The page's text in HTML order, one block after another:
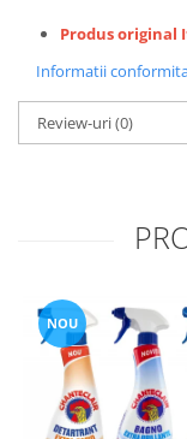
Produs original
Informatii
Review-uri(0)
NOU